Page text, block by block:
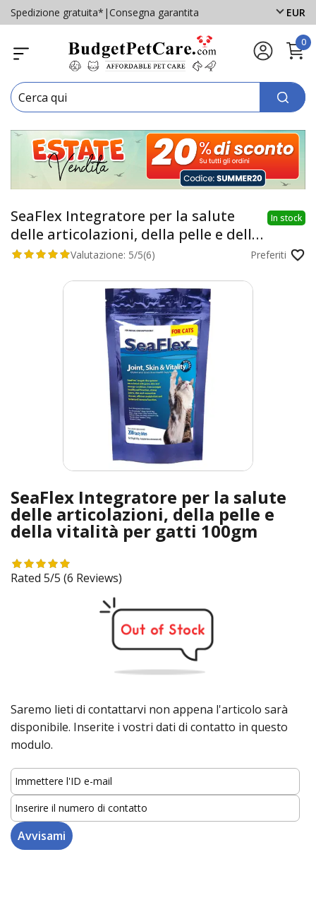
Spedizione gratuita* |Consegna garantita EUR
0
SeaFlex Integratore per la salute
delle articolazioni, della pelle e della
vitalità per gatti 100gm
In stock
Valutazione: 5/5(6) Preferiti
SeaFlex Integratore per la salute
delle articolazioni, della pelle e
della vitalità per gatti 100gm
Rated 5/5 (6 Reviews)
Saremo lieti di contattarvi non appena l'articolo sarà
disponibile. Inserite i vostri dati di contatto in questo
modulo.